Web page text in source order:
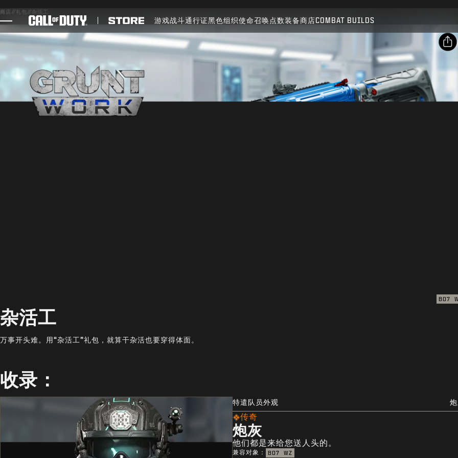
SKIP TO MAIN CONTENT
游戏
电竞
游戏战斗通行证黑色组织使命召唤点数装备商店COMBAT BUILDS
提交
商店//礼包 // 杂活工
取消 电子邮件
Facebook
BO7
杂活工
万事开头难。用“杂活工”礼包，就算干杂活也要穿得体面。
收录：
特遣队员外观
传奇
炮灰
他们都是来给您送人头的。
兼容对象： BO7 WZ